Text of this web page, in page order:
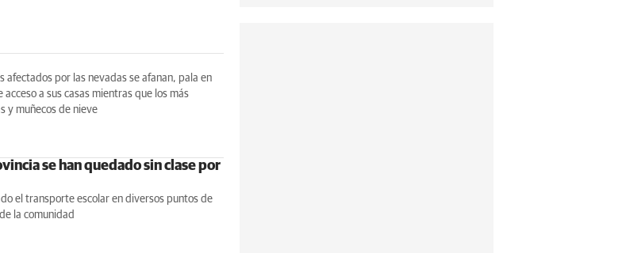
afectados por las nevadas se afanan, pala en
a sus casas mientras que los más
y muñecos de nieve
se han quedado sin clase por
el transporte escolar en diversos puntos de
la comunidad